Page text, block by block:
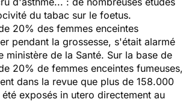
du tabac sur le foetus.
20% des femmes enceintes
pendant la grossesse, s'était alarmé
ministère de la Santé. Sur la base de
20% de femmes enceintes fumeuses,
dans la revue que plus de 158.000
exposés in utero directement au